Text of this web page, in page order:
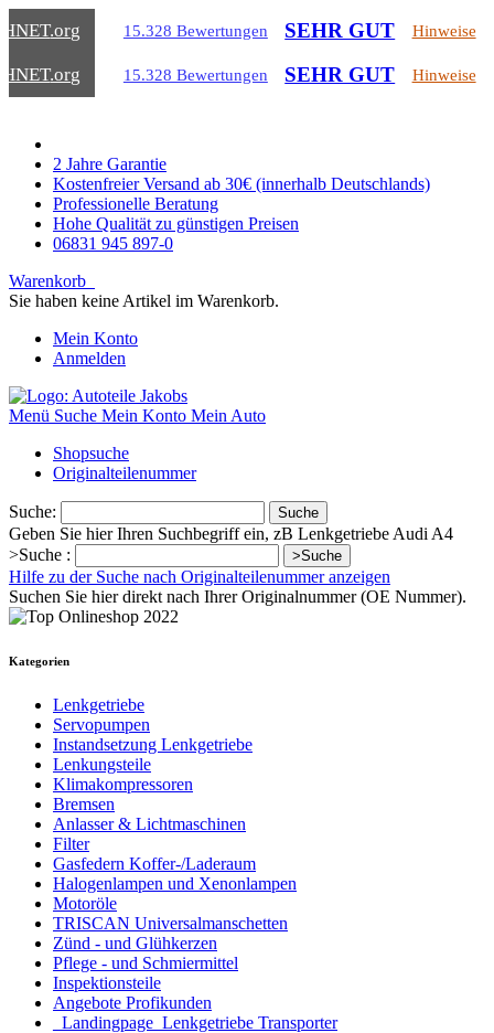
.org 15.328 Bewertungen SEHR GUT Hinweise
.org 15.328 Bewertungen SEHR GUT Hinweise
2 Jahre Garantie
Kostenfreier Versand ab 30€ (innerhalb Deutschlands)
Professionelle Beratung
Hohe Qualität zu günstigen Preisen
06831 945 897-0
Warenkorb
Sie haben keine Artikel im Warenkorb.
Mein Konto
Anmelden
Menü Suche Mein Konto Mein Auto
Shopsuche
Originalteilenummer
Suche: Suche
Geben Sie hier Ihren Suchbegriff ein, zB Lenkgetriebe Audi A4
>Suche :
>Suche
Hilfe zu der Suche nach Originalteilenummer anzeigen
Suchen Sie hier direkt nach Ihrer Originalnummer (OE Nummer).
Kategorien
Lenkgetriebe
Servopumpen
Instandsetzung Lenkgetriebe
Lenkungsteile
Klimakompressoren
Bremsen
Anlasser & Lichtmaschinen
Filter
Gasfedern Koffer-/Laderaum
Halogenlampen und Xenonlampen
Motoröle
TRISCAN Universalmanschetten
Zünd - und Glühkerzen
Pflege - und Schmiermittel
Inspektionsteile
Angebote Profikunden
_Landingpage_Lenkgetriebe Transporter